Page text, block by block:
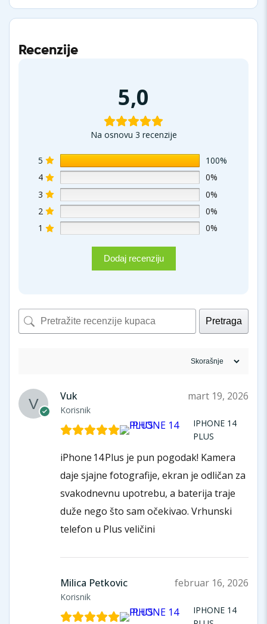
Recenzije
5,0
Na osnovu 3 recenzije
5
100%
4
0%
3
0%
2
0%
1
0%
Dodaj recenziju
Pretraga
Vuk
Korisnik
mart 19, 2026
IPHONE 14
PLUS
iPhone 14 Plus je pun pogodak! Kamera
daje sjajne fotografije, ekran je odličan za
svakodnevnu upotrebu, a baterija traje
duže nego što sam očekivao. Vrhunski
telefon u Plus veličini
Milica Petkovic
Korisnik
februar 16, 2026
IPHONE 14